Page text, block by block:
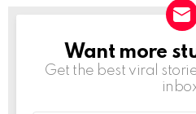
NEWSLETTER
Want more
Get the best viral